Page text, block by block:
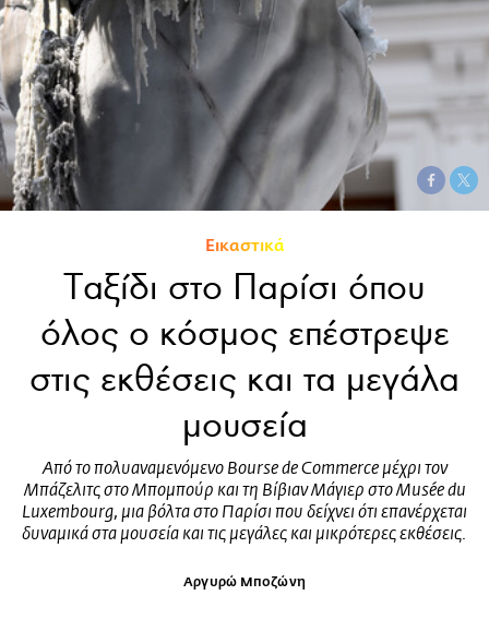
Εικαστικά
Tαξίδι στο Παρίσι όπου
όλος ο κόσμος επέστρεψε
στις εκθέσεις και τα μεγάλα
μουσεία
Από το πολυαναμενόμενο Bοurse de Commerce μέχρι τον
Μπάζελιτς στο Μπομπούρ και τη Βίβιαν Μάγιερ στο Μusée du
Luxembourg, μια βόλτα στο Παρίσι που δείχνει ότι επανέρχεται
δυναμικά στα μουσεία και τις μεγάλες και μικρότερες εκθέσεις.
Αργυρώ Μποζώνη